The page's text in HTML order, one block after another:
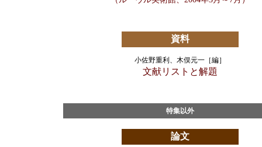
資料
小佐野重利、木俣元一［編］
文献リストと解題
特集以外
論文